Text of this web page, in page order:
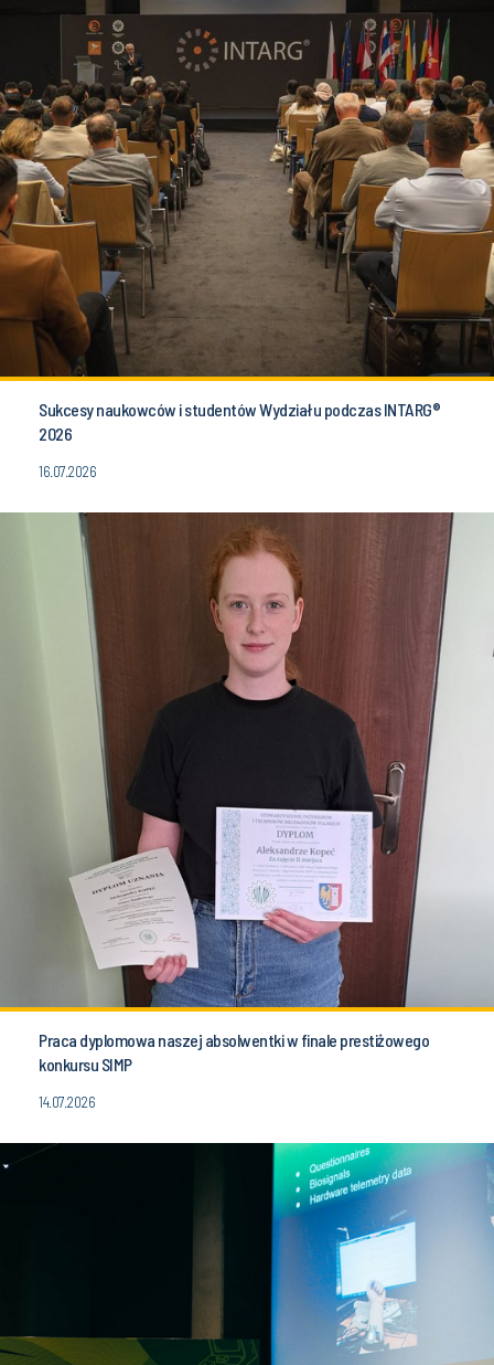
Sukcesy naukowców i studentów Wydziału podczas INTARG®
2026
16.07.2026
Praca dyplomowa naszej absolwentki w finale prestiżowego
konkursu SIMP
14.07.2026